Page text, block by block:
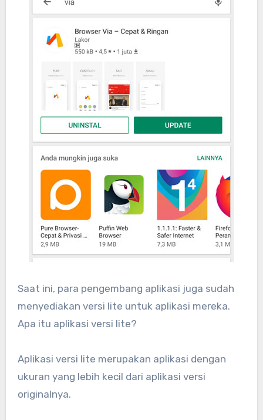
Saat ini, para pengembang aplikasi juga sudah
menyediakan versi lite untuk aplikasi mereka.
Apa itu aplikasi versi lite?
Aplikasi versi lite merupakan aplikasi dengan
ukuran yang lebih kecil dari aplikasi versi
originalnya.